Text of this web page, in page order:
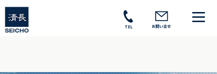
TEL お問い合せ